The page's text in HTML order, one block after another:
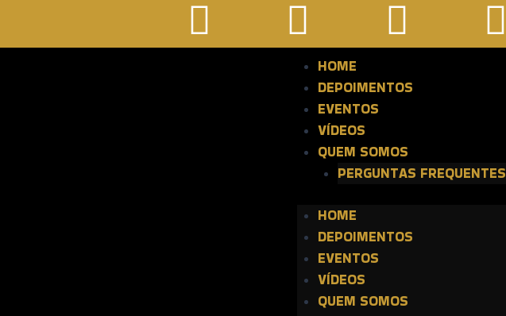
HOME
DEPOIMENTOS
EVENTOS
VÍDEOS
QUEM SOMOS
PERGUNTAS FREQUENTES
HOME
DEPOIMENTOS
EVENTOS
VÍDEOS
QUEM SOMOS